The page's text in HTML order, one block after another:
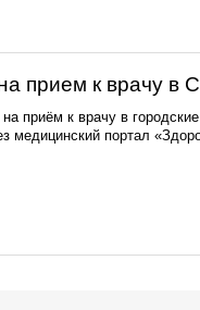
прием к врачу в
на приём к врачу в
медицинский портал